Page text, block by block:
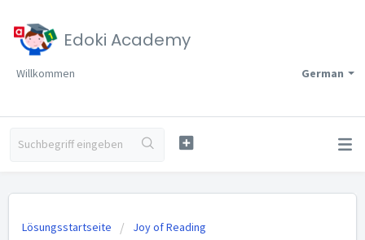
Edoki Academy
German
Willkommen
Lösungsstartseite Joy of Reading